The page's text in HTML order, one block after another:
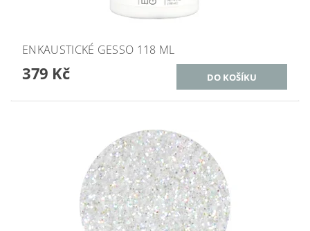
ENKAUSTICKÉ GESSO 118 ML
379 Kč